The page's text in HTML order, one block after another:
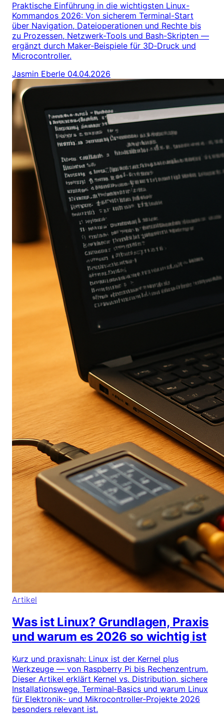
Praktische Einführung in die wichtigsten Linux-
Kommandos 2026: Von sicherem Terminal-Start
über Navigation, Dateioperationen und Rechte bis
zu Prozessen, Netzwerk-Tools und Bash-Skripten —
ergänzt durch Maker‑Beispiele für 3D‑Druck und
Microcontroller.
Jasmin Eberle 04.04.2026
Artikel
Was ist Linux? Grundlagen, Praxis
und warum es 2026 so wichtig ist
Kurz und praxisnah: Linux ist der Kernel plus
Werkzeuge — von Raspberry Pi bis Rechenzentrum.
Dieser Artikel erklärt Kernel vs. Distribution, sichere
Installationswege, Terminal‑Basics und warum Linux
für Elektronik‑ und Mikrocontroller‑Projekte 2026
besonders relevant ist.